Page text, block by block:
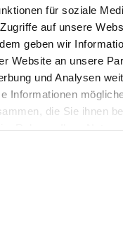
für soziale
auf unsere
geben wir
Website an unsere
und Analysen
Informationen
die Sie ihnen
Webseite